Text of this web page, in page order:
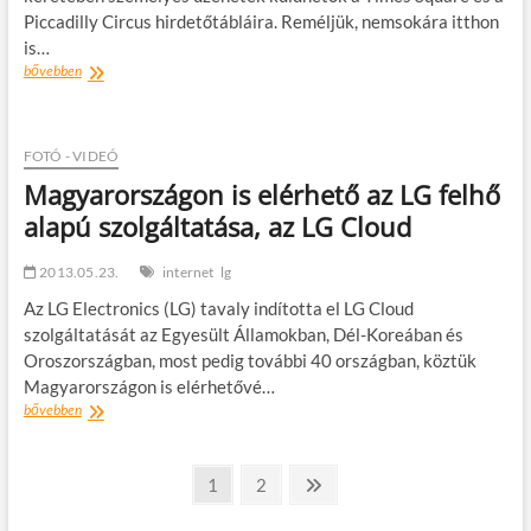
Piccadilly Circus hirdetőtábláira. Reméljük, nemsokára itthon
is…
bővebben„Tökéletes
indít
LG
FOTÓ - VIDEÓ
Magyarországon is elérhető az LG felhő
alapú szolgáltatása, az LG Cloud
2013.05.23. internet lg
Az LG Electronics (LG) tavaly indította el LG Cloud
szolgáltatását az Egyesült Államokban, Dél-Koreában és
Oroszországban, most pedig további 40 országban, köztük
Magyarországon is elérhetővé…
bővebbenMagyarországon
oldal
1 oldal
2